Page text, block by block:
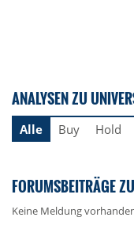
ANALYSEN ZU
Alle Buy Hold
FORUMSBEITRÄGE
Keine Meldung